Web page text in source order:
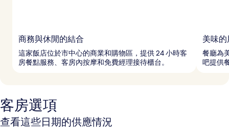
商務與休閒的結合
這家飯店位於市中心的商業和購物區，提供 24 小時客
房餐點服務、客房內按摩和免費經理接待櫃台。
美味
餐廳為
吧提供
客房選項
查看這些日期的供應情況